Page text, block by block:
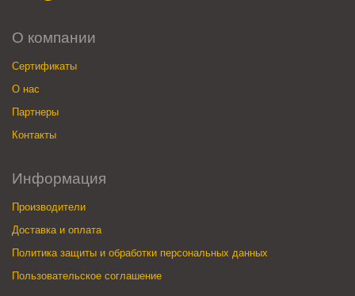
О компании
Сертификаты
О нас
Партнеры
Контакты
Информация
Производители
Доставка и оплата
Политика защиты и обработки персональных данных
Пользовательское соглашение